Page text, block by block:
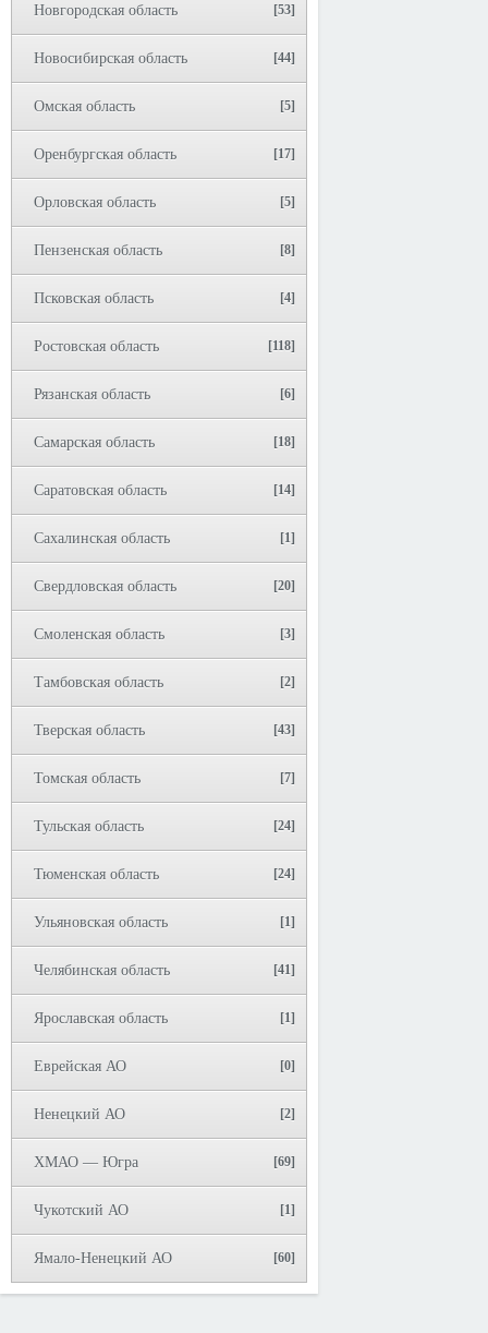
Новгородская область [53]
Новосибирская область [44]
Омская область [5]
Оренбургская область [17]
Орловская область [5]
Пензенская область [8]
Псковская область [4]
Ростовская область [118]
Рязанская область [6]
Самарская область [18]
Саратовская область [14]
Сахалинская область [1]
Свердловская область [20]
Смоленская область [3]
Тамбовская область [2]
Тверская область [43]
Томская область [7]
Тульская область [24]
Тюменская область [24]
Ульяновская область [1]
Челябинская область [41]
Ярославская область [1]
Еврейская АО [0]
Ненецкий АО [2]
ХМАО — Югра [69]
Чукотский АО [1]
Ямало-Ненецкий АО [60]